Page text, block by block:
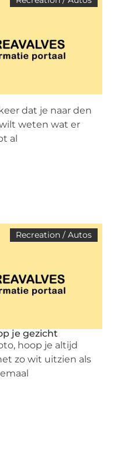
dat je naar den
weten wat er
al
Recreation / Autos
je gezicht
hoop je altijd
zo wit uitzien als